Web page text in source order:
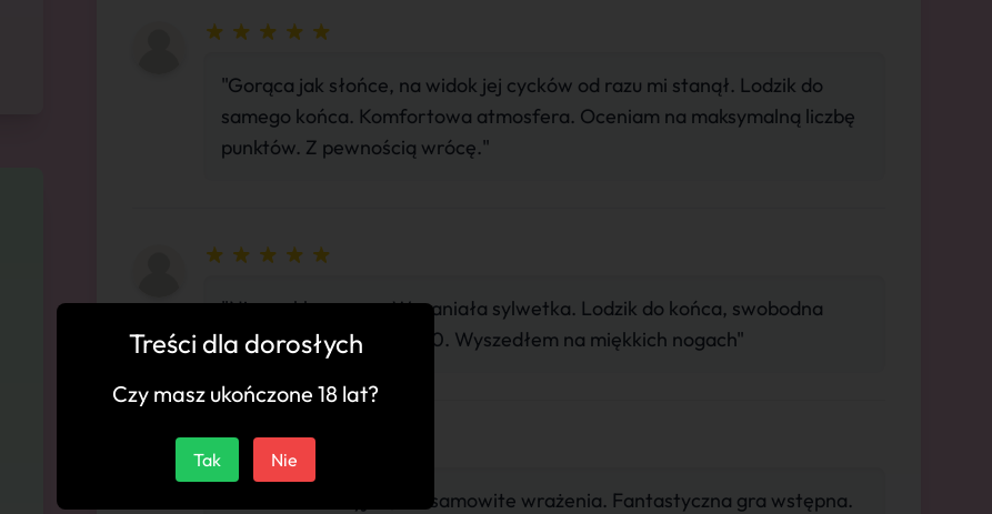
"Gorąca jak słońce, na widok jej cycków od razu mi stanął. Lodzik do
samego końca. Komfortowa atmosfera. Oceniam na maksymalną liczbę
punktów. Z pewnością wrócę."
"Niezwykle urocza, Wspaniała sylwetka. Lodzik do końca, swobodna
atmosfera. Daje 100/100. Wyszedłem na miękkich nogach"
"Bezkonkurencyjna, Niesamowite wrażenia. Fantastyczna gra wstępna.
Treści dla dorosłych
Czy masz ukończone 18 lat?
Tak Nie